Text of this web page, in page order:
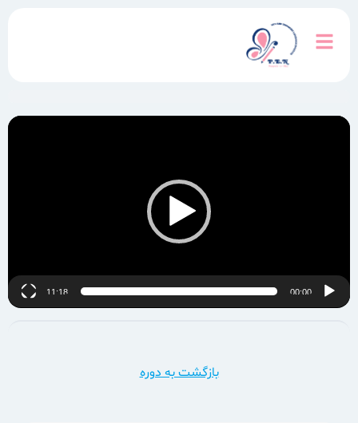
نمایشگر
00:00
11:18
بازگشت به دوره